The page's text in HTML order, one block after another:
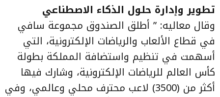
تطوير وإدارة حلول الذكاء الاصطناعي
وقال معاليه: ” أطلق الصندوق مجموعة سافي
في قطاع الألعاب والرياضات الإلكترونية، التي
أسهمت في تنظيم واستضافة المملكة بطولة
كأس العالم للرياضات الإلكترونية، وشارك فيها
أكثر من (3500) لاعب محترف محلي وعالمي، وفي